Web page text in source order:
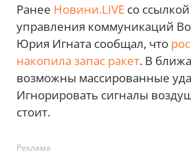
Ранее Новини.LIVE со
управления коммуникаций
Юрия Игната сообщал, что
накопила запас ракет. В
возможны массированные
Игнорировать сигналы
стоит.
Реклама